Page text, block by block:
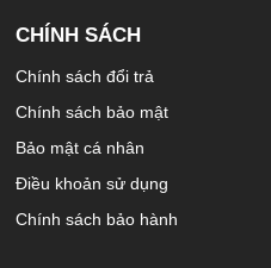
CHÍNH SÁCH
Chính sách đổi trả
Chính sách bảo mật
Bảo mật cá nhân
Điều khoản sử dụng
Chính sách bảo hành